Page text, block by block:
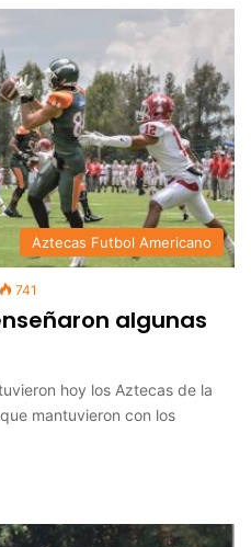
Aztecas Futbol Americano
741
algunas
hoy los Aztecas de la
mantuvieron con los